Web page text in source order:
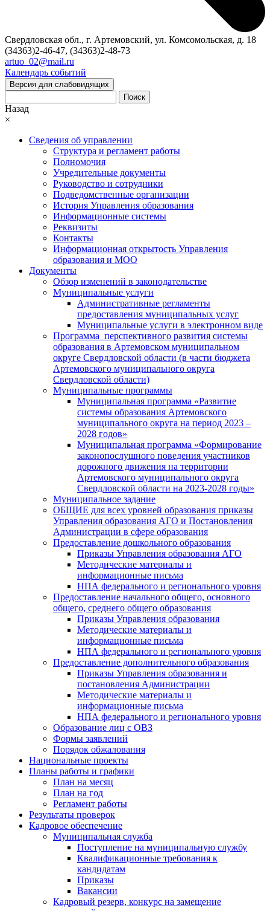
Свердловская обл., г. Артемовский, ул. Комсомольская, д. 18
(34363)2-46-47, (34363)2-48-73
artuo_02@mail.ru
Календарь событий
Версия для слабовидящих
Поиск
Назад
×
Сведения об управлении
Структура и регламент работы
Полномочия
Учредительные документы
Руководство и сотрудники
Подведомственные организации
История Управления образования
Информационные системы
Реквизиты
Контакты
Информационная открытость Управления
образования и МОО
Документы
Обзор изменений в законодательстве
Муниципальные услуги
Административные регламенты
предоставления муниципальных услуг
Муниципальные услуги в электронном виде
Программа перспективного развития системы
образования в Артемовском муниципальном
округе Свердловской области (в части бюджета
Артемовского муниципального округа
Свердловской области)
Муниципальные программы
Муниципальная программа «Развитие
системы образования Артемовского
муниципального округа на период 2023 –
2028 годов»
Муниципальная программа «Формирование
законопослушного поведения участников
дорожного движения на территории
Артемовского муниципального округа
Свердловской области на 2023-2028 годы»
Муниципальное задание
ОБЩИЕ для всех уровней образования приказы
Управления образования АГО и Постановления
Администрации в сфере образования
Предоставление дошкольного образования
Приказы Управления образования АГО
Методические материалы и
информационные письма
НПА федерального и регионального уровня
Предоставление начального общего, основного
общего, среднего общего образования
Приказы Управления образования
Методические материалы и
информационные письма
НПА федерального и регионального уровня
Предоставление дополнительного образования
Приказы Управления образования и
постановления Администрации
Методические материалы и
информационные письма
НПА федерального и регионального уровня
Образование лиц с ОВЗ
Формы заявлений
Порядок обжалования
Национальные проекты
Планы работы и графики
План на месяц
План на год
Регламент работы
Результаты проверок
Кадровое обеспечение
Муниципальная служба
Поступление на муниципальную службу
Квалификационные требования к
кандидатам
Приказы
Вакансии
Кадровый резерв, конкурс на замещение